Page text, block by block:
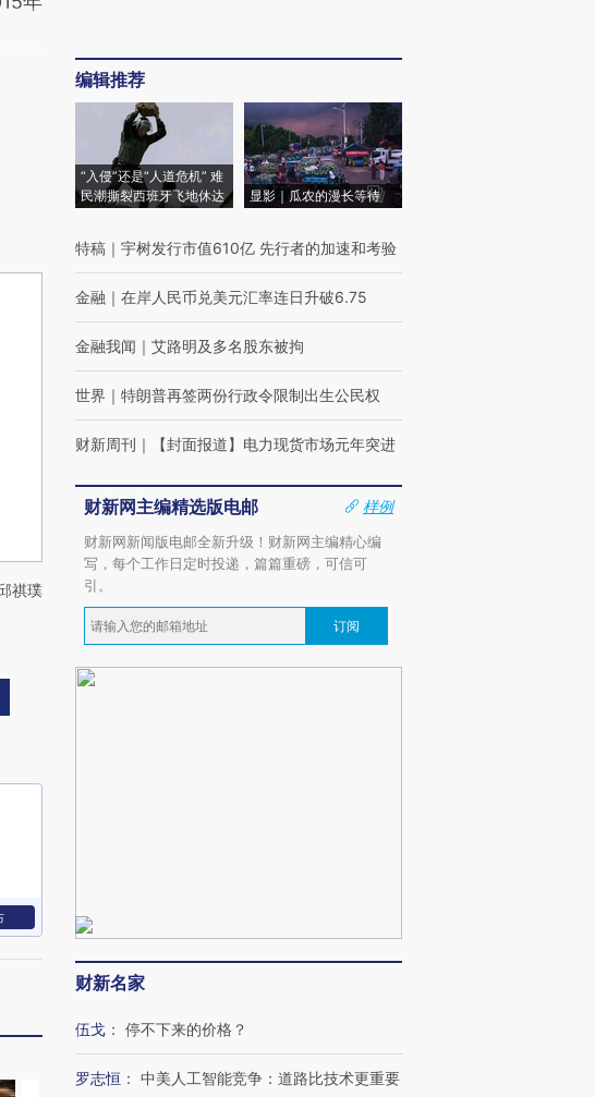
祺璞
编辑推荐
“入侵”还是“人道危机” 难
民潮撕裂西班牙飞地休达
显影｜瓜农的漫长等待
特稿 ｜ 宇树发行市值610亿 先行者的加速和考验
金融 ｜ 在岸人民币兑美元汇率连日升破6.75
金融我闻 ｜ 艾路明及多名股东被拘
世界 ｜ 特朗普再签两份行政令限制出生公民权
财新周刊 ｜ 【封面报道】电力现货市场元年突进
财新网主编精选版电邮
样例
财新网新闻版电邮全新升级！财新网主编精心编
写，每个工作日定时投递，篇篇重磅，可信可
引。
订阅
财新名家
伍戈 ： 停不下来的价格？
罗志恒 ： 中美人工智能竞争：道路比技术更重要